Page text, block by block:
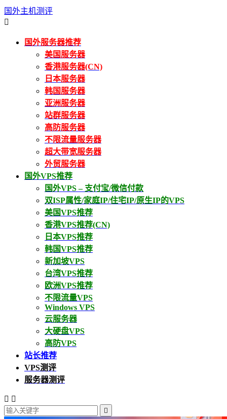
国外主机测评

国外服务器推荐
美国服务器
香港服务器(CN)
日本服务器
韩国服务器
亚洲服务器
站群服务器
高防服务器
不限流量服务器
超大带宽服务器
外贸服务器
国外VPS推荐
国外VPS – 支付宝/微信付款
双ISP属性/家庭IP/住宅IP/原生IP的VPS
美国VPS推荐
香港VPS推荐(CN)
日本VPS推荐
韩国VPS推荐
新加坡VPS
台湾VPS推荐
欧洲VPS推荐
不限流量VPS
Windows VPS
云服务器
大硬盘VPS
高防VPS
站长推荐
VPS测评
服务器测评
 
